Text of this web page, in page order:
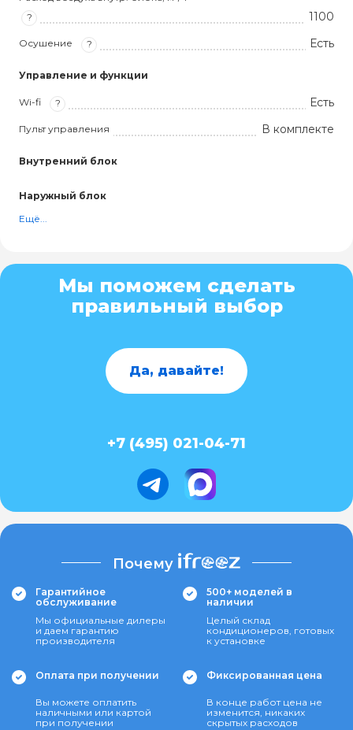
?
1100
Осушение ? Есть
Управление и функции
Wi-fi ? Есть
Пульт управления В комплекте
Внутренний блок
Наружный блок
Ещё...
Мы поможем сделать
правильный выбор
Да, давайте!
+7 (495) 021-04-71
Почему
Гарантийное
обслуживание
Мы официальные дилеры
и даем гарантию
производителя
500+ моделей в
наличии
Целый склад
кондиционеров, готовых
к установке
Оплата при получении
Вы можете оплатить
наличными или картой
при получении
Фиксированная цена
В конце работ цена не
изменится, никаких
скрытых расходов